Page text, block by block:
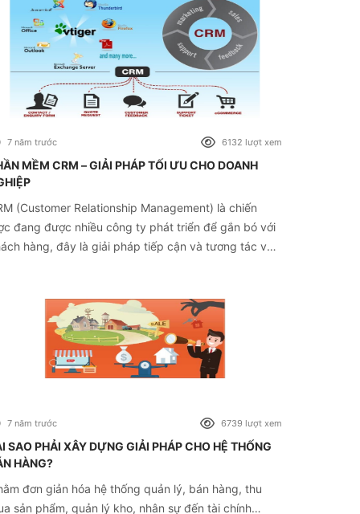
7 năm trước 6132 lượt xem
MỀM CRM – GIẢI PHÁP TỐI ƯU CHO DOANH
(Customer Relationship Management) là chiến
đang được nhiều công ty phát triển để gắn bó với
hàng, đây là giải pháp tiếp cận và tương tác với
7 năm trước 6739 lượt xem
SAO PHẢI XÂY DỰNG GIẢI PHÁP CHO HỆ THỐNG
HÀNG?
đơn giản hóa hệ thống quản lý, bán hàng, thu
sản phẩm, quản lý kho, nhân sự đến tài chính…